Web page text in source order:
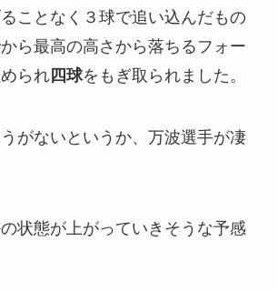
ことなく３球で追い込んだもの
ら最高の高さから落ちるフォー
られ四球をもぎ取られました。
がないというか、万波選手が凄
状態が上がっていきそうな予感